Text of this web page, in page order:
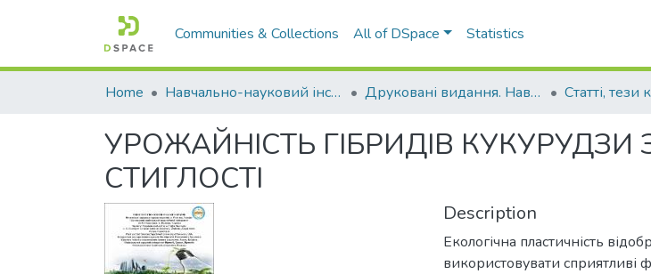
Communities & Collections All of DSpace Statistics
Home Навчально-науковий інститут агротехнологій, селекції та екології Друковані видання. Навчально-науковий інститут агротехнологій, селекції та екології
УРОЖАЙНІСТЬ ГІБРИДІВ
СТИГЛОСТІ
Description
Екологічна пластичність
використовувати